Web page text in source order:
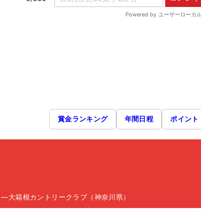
賞金ランキング 年間日程 ポイント
―大箱根カントリークラブ（神奈川県）